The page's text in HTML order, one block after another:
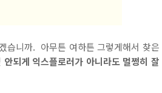
습니까. 아무튼 여하튼 그렇게해서 찾은
되게 익스플로러가 아니라도 멀쩡히 잘